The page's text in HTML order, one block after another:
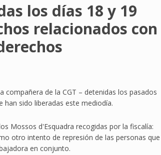
los días 18 y 19
relacionados con
de la CGT – detenidas los pasados
han sido liberadas este mediodía.
Mossos d'Esquadra recogidas por la fiscalía:
otro intento de represión de las personas que
en conjunto.